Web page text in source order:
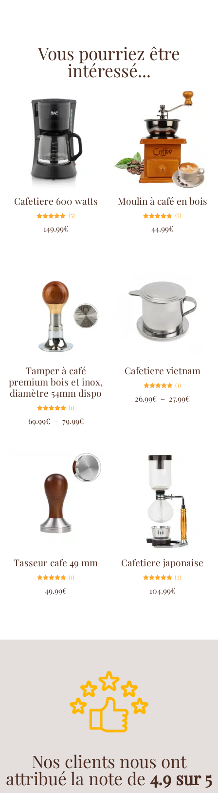
Vous pourriez être
intéressé...
Cafetiere 600 watts
5.00
sur 5
(5)
149.99€
Moulin à café en bois
4.80
sur 5
(5)
44.99€
Tamper à café
premium bois et inox,
diamètre 54mm dispo
5.00
sur 5
(1)
69.99€ – 79.99€
Cafetiere vietnam
5.00
sur 5
(1)
26.99€ – 27.99€
Tasseur cafe 49 mm
5.00
sur 5
(1)
49.99€
Cafetiere japonaise
5.00
sur 5
(2)
104.99€
Nos clients nous ont
attribué la note de 4.9 sur 5